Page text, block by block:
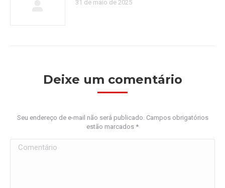
31 de maio de 2025
Deixe um comentário
Seu endereço de e-mail não será publicado. Campos obrigatórios
estão marcados *
Comentário